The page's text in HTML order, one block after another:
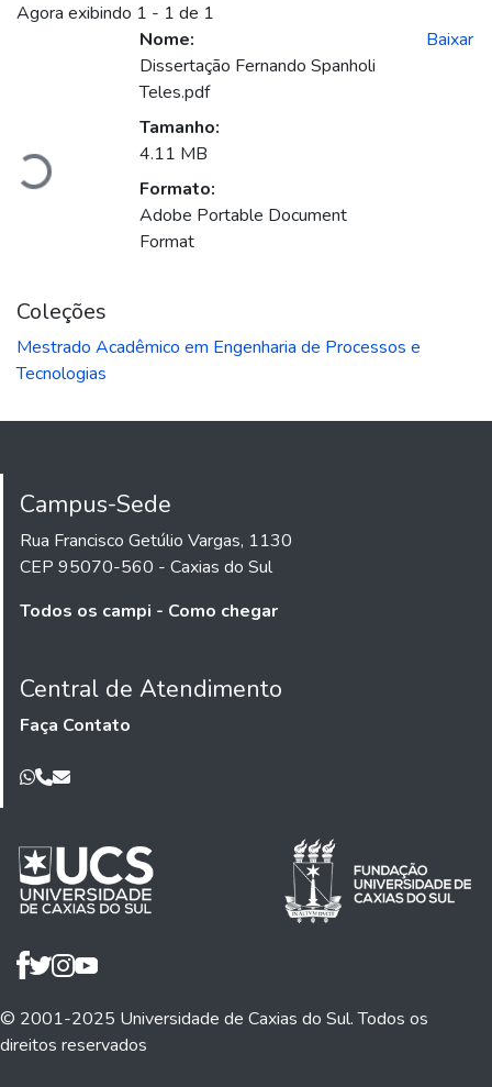
Agora exibindo 1 - 1 de 1
Carregando...
Nome:
Dissertação Fernando Spanholi
Teles.pdf
Tamanho:
4.11 MB
Formato:
Adobe Portable Document
Format
Baixar
Coleções
Mestrado Acadêmico em Engenharia de Processos e
Tecnologias
Campus-Sede
Rua Francisco Getúlio Vargas, 1130
CEP 95070-560 - Caxias do Sul
Todos os campi - Como chegar
Central de Atendimento
Faça Contato
© 2001-2025 Universidade de Caxias do Sul. Todos os
direitos reservados